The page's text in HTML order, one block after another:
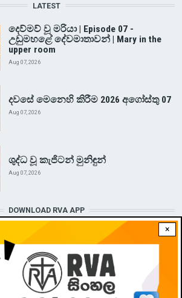
×
LATEST
දෙව්මව් වූ මරියා | Episode 07 -
උඩුමහළේ දේවමාතාවන් | Mary in the
upper room
Aug 07, 2026
දවසේ මෙනෙහි කිරීම 2026 අගෝස්තු 07
Aug 07, 2026
ශුද්ධ වූ කැජිටන් මුනිඳුන්
Aug 07, 2026
DOWNLOAD RVA APP
STAY CONNECTED WITH US!